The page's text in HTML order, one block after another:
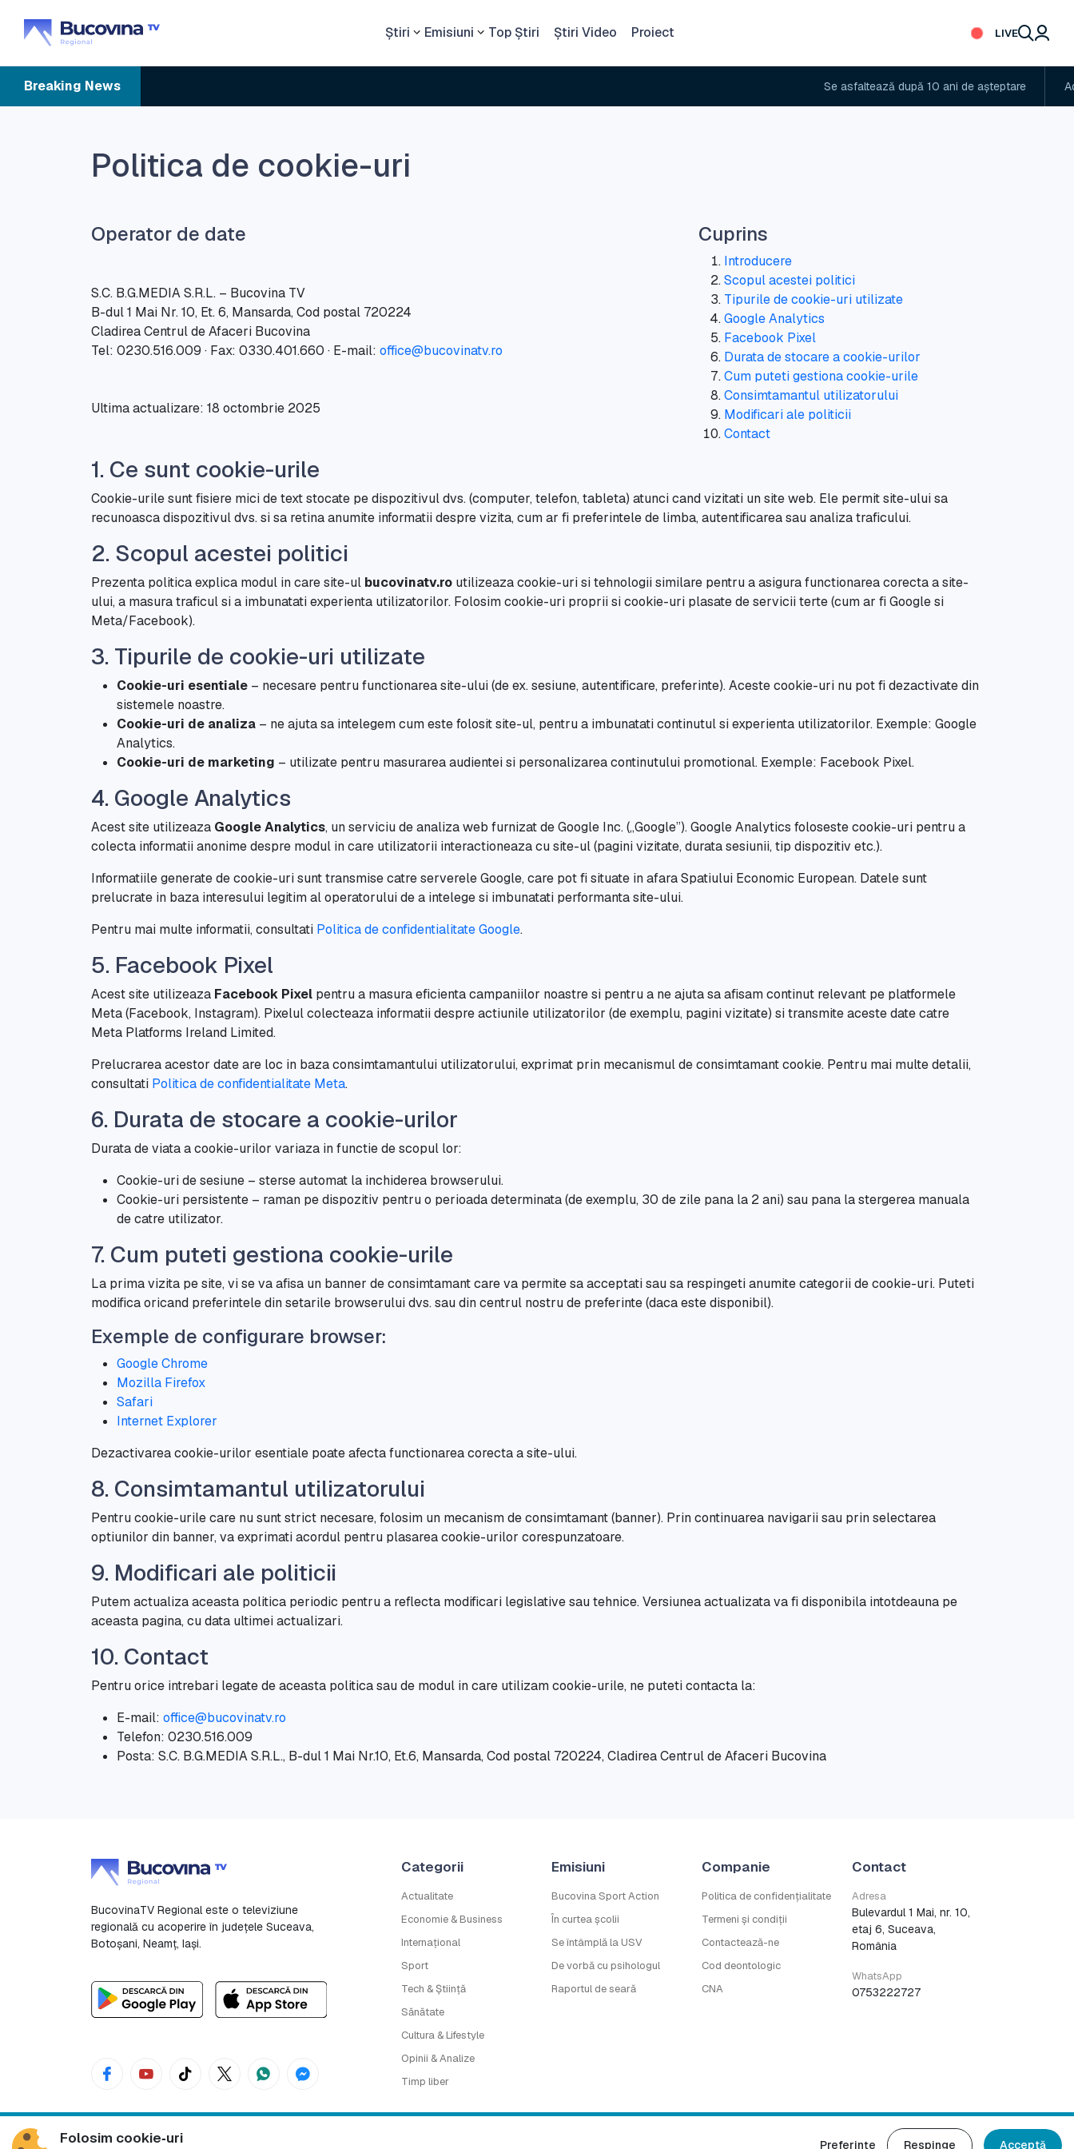
Știri Emisiuni Top Știri Știri Video Proiect LIVE
Breaking News Se asfaltează după 10 ani de așteptare
Politica de cookie-uri
Operator de date
S.C. B.G.MEDIA S.R.L. – Bucovina TV
B-dul 1 Mai Nr. 10, Et. 6, Mansarda, Cod postal 720224
Cladirea Centrul de Afaceri Bucovina
Tel: 0230.516.009 · Fax: 0330.401.660 · E-mail: office@bucovinatv.ro
Ultima actualizare: 18 octombrie 2025
Cuprins
Introducere
Scopul acestei politici
Tipurile de cookie-uri utilizate
Google Analytics
Facebook Pixel
Durata de stocare a cookie-urilor
Cum puteti gestiona cookie-urile
Consimtamantul utilizatorului
Modificari ale politicii
Contact
1. Ce sunt cookie-urile
Cookie-urile sunt fisiere mici de text stocate pe dispozitivul dvs. (computer, telefon, tableta) atunci cand vizitati un site web. Ele permit site-ului sa
recunoasca dispozitivul dvs. si sa retina anumite informatii despre vizita, cum ar fi preferintele de limba, autentificarea sau analiza traficului.
2. Scopul acestei politici
Prezenta politica explica modul in care site-ul bucovinatv.ro utilizeaza cookie-uri si tehnologii similare pentru a asigura functionarea corecta a site-
ului, a masura traficul si a imbunatati experienta utilizatorilor. Folosim cookie-uri proprii si cookie-uri plasate de servicii terte (cum ar fi Google si
Meta/Facebook).
3. Tipurile de cookie-uri utilizate
Cookie-uri esentiale – necesare pentru functionarea site-ului (de ex. sesiune, autentificare, preferinte). Aceste cookie-uri nu pot fi dezactivate din
sistemele noastre.
Cookie-uri de analiza – ne ajuta sa intelegem cum este folosit site-ul, pentru a imbunatati continutul si experienta utilizatorilor. Exemple: Google
Analytics.
Cookie-uri de marketing – utilizate pentru masurarea audientei si personalizarea continutului promotional. Exemple: Facebook Pixel.
4. Google Analytics
Acest site utilizeaza Google Analytics, un serviciu de analiza web furnizat de Google Inc. („Google”). Google Analytics foloseste cookie-uri pentru a
colecta informatii anonime despre modul in care utilizatorii interactioneaza cu site-ul (pagini vizitate, durata sesiunii, tip dispozitiv etc.).
Informatiile generate de cookie-uri sunt transmise catre serverele Google, care pot fi situate in afara Spatiului Economic European. Datele sunt
prelucrate in baza interesului legitim al operatorului de a intelege si imbunatati performanta site-ului.
Pentru mai multe informatii, consultati Politica de confidentialitate Google.
5. Facebook Pixel
Acest site utilizeaza Facebook Pixel pentru a masura eficienta campaniilor noastre si pentru a ne ajuta sa afisam continut relevant pe platformele
Meta (Facebook, Instagram). Pixelul colecteaza informatii despre actiunile utilizatorilor (de exemplu, pagini vizitate) si transmite aceste date catre
Meta Platforms Ireland Limited.
Prelucrarea acestor date are loc in baza consimtamantului utilizatorului, exprimat prin mecanismul de consimtamant cookie. Pentru mai multe detalii,
consultati Politica de confidentialitate Meta.
6. Durata de stocare a cookie-urilor
Durata de viata a cookie-urilor variaza in functie de scopul lor:
Cookie-uri de sesiune – sterse automat la inchiderea browserului.
Cookie-uri persistente – raman pe dispozitiv pentru o perioada determinata (de exemplu, 30 de zile pana la 2 ani) sau pana la stergerea manuala
de catre utilizator.
7. Cum puteti gestiona cookie-urile
La prima vizita pe site, vi se va afisa un banner de consimtamant care va permite sa acceptati sau sa respingeti anumite categorii de cookie-uri. Puteti
modifica oricand preferintele din setarile browserului dvs. sau din centrul nostru de preferinte (daca este disponibil).
Exemple de configurare browser:
Google Chrome
Mozilla Firefox
Safari
Internet Explorer
Dezactivarea cookie-urilor esentiale poate afecta functionarea corecta a site-ului.
8. Consimtamantul utilizatorului
Pentru cookie-urile care nu sunt strict necesare, folosim un mecanism de consimtamant (banner). Prin continuarea navigarii sau prin selectarea
optiunilor din banner, va exprimati acordul pentru plasarea cookie-urilor corespunzatoare.
9. Modificari ale politicii
Putem actualiza aceasta politica periodic pentru a reflecta modificari legislative sau tehnice. Versiunea actualizata va fi disponibila intotdeauna pe
aceasta pagina, cu data ultimei actualizari.
10. Contact
Pentru orice intrebari legate de aceasta politica sau de modul in care utilizam cookie-urile, ne puteti contacta la:
E-mail: office@bucovinatv.ro
Telefon: 0230.516.009
Posta: S.C. B.G.MEDIA S.R.L., B-dul 1 Mai Nr.10, Et.6, Mansarda, Cod postal 720224, Cladirea Centrul de Afaceri Bucovina
BucovinaTV Regional este o televiziune
regională cu acoperire în județele Suceava,
Botoşani, Neamț, Iași.
Categorii
Actualitate
Economie & Business
Internațional
Sport
Tech & Știință
Sănătate
Cultura & Lifestyle
Opinii & Analize
Timp liber
Emisiuni
Bucovina Sport Action
În curtea școlii
Se întâmplă la USV
De vorbă cu psihologul
Raportul de seară
Companie
Politica de confidențialitate
Termeni și condiții
Contactează-ne
Cod deontologic
CNA
Contact
Adresa
Bulevardul 1 Mai, nr. 10,
etaj 6, Suceava,
România
WhatsApp
0753222727
Folosim cookie‑uri Preferințe Respinge Acceptă